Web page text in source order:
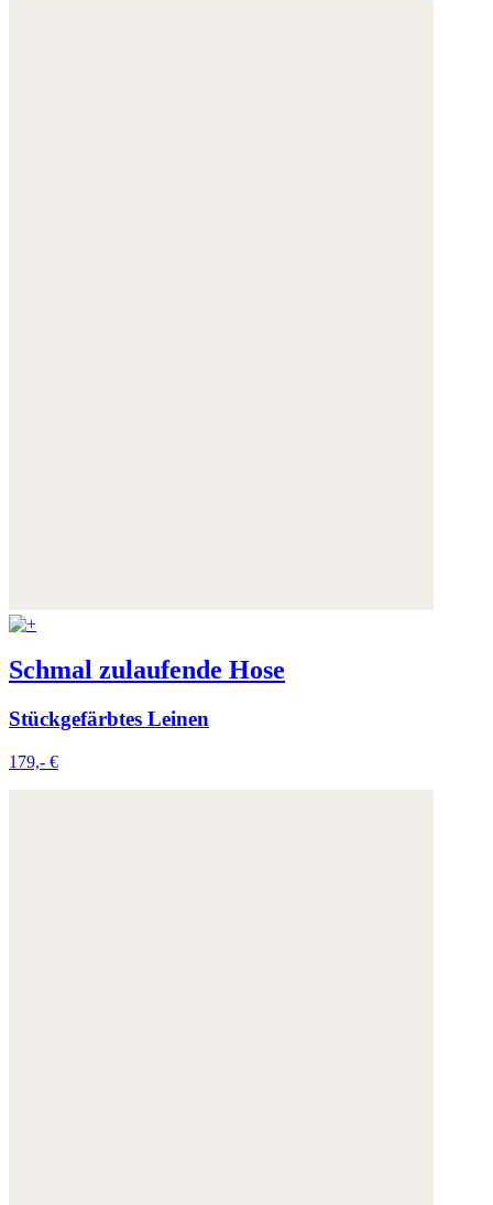
Schmal zulaufende Hose
Stückgefärbtes Leinen
179,- €